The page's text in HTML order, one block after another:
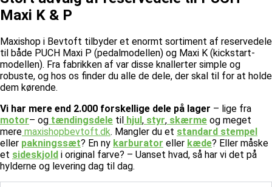
Maxi K & P
Maxishop i Bevtoft tilbyder et enormt sortiment af reservedele
til både PUCH Maxi P (pedalmodellen) og Maxi K (kickstart-
modellen). Fra fabrikken af var disse knallerter simple og
robuste, og hos os finder du alle de dele, der skal til for at holde
dem kørende.
Vi har mere end 2.000 forskellige dele på lager – lige fra
motor– og tændingsdele til hjul, styr, skærme og meget
mere maxishopbevtoft.dk. Mangler du et standard stempel
eller pakningssæt? En ny karburator eller kæde? Eller måske
et sideskjold i original farve? – Uanset hvad, så har vi det på
hylderne og levering dag til dag.